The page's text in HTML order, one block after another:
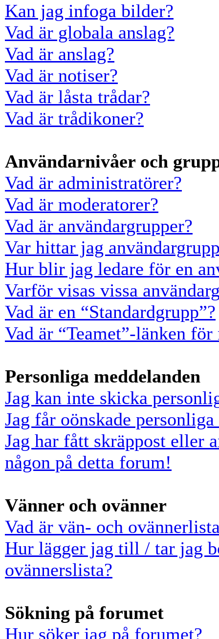
Kan jag infoga bilder?
Vad är globala anslag?
Vad är anslag?
Vad är notiser?
Vad är låsta trådar?
Vad är trådikoner?
Användarnivåer och
Vad är administratörer?
Vad är moderatorer?
Vad är användargrupper?
Var hittar jag
Hur blir jag ledare för en
Varför visas vissa
Vad är en “Standardgrupp”?
Vad är “Teamet”-länken för
Personliga meddelanden
Jag kan inte skicka
Jag får oönskade
Jag har fått skräppost eller
någon på detta forum!
Vänner och ovänner
Vad är vän- och
Hur lägger jag till / tar jag
ovännerslista?
Sökning på forumet
Hur söker jag på forumet?